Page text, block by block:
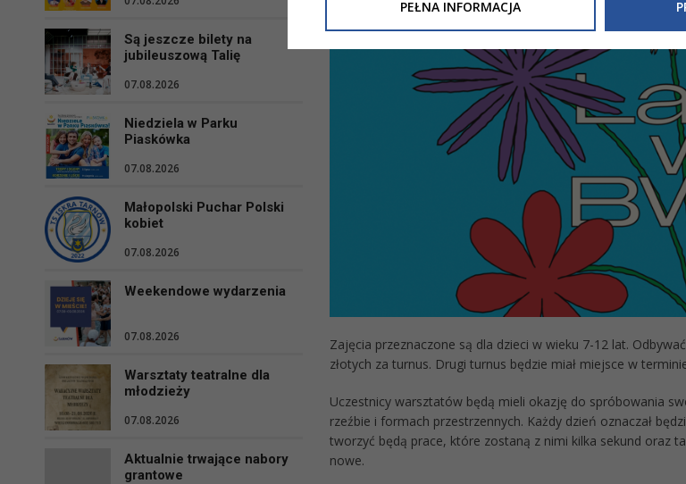
Są jeszcze bilety na
jubileuszową Talię
07.08.2026
Niedziela w Parku
Piaskówka
07.08.2026
Małopolski Puchar Polski
kobiet
07.08.2026
Weekendowe wydarzenia
07.08.2026
Warsztaty teatralne dla
młodzieży
07.08.2026
Aktualnie trwające nabory
grantowe
Zajęcia przeznaczone są dla dzieci w wieku 7-12 lat.
złotych za turnus. Drugi turnus będzie miał miejsce w
Uczestnicy warsztatów będą mieli okazję do spróbowania
rzeźbie i formach przestrzennych. Każdy dzień oznaczał
tworzyć będą prace, które zostaną z nimi kilka sekund oraz
nowe.
Niniejsza informacja nie wymaga od Państwa żadnych
PEŁNA INFORMACJA